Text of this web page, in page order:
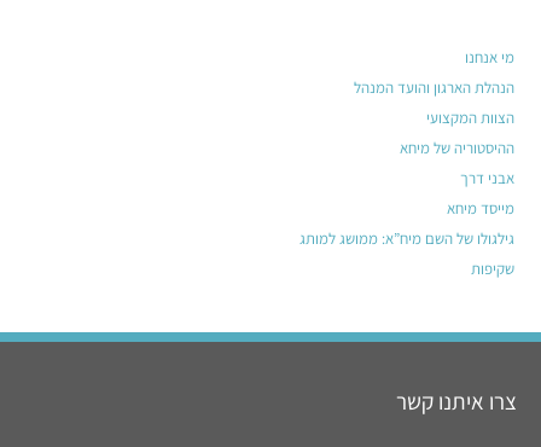
מי אנחנו
הנהלת הארגון והועד המנהל
הצוות המקצועי
ההיסטוריה של מיחא
אבני דרך
מייסד מיחא
גילגולו של השם מיח”א: ממושג למותג
שקיפות
צרו איתנו קשר